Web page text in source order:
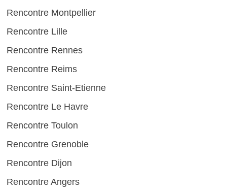
Rencontre Montpellier
Rencontre Lille
Rencontre Rennes
Rencontre Reims
Rencontre Saint-Etienne
Rencontre Le Havre
Rencontre Toulon
Rencontre Grenoble
Rencontre Dijon
Rencontre Angers